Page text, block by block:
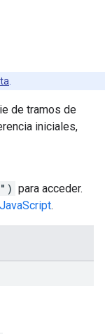
de tramos de
iniciales,
para acceder.
.